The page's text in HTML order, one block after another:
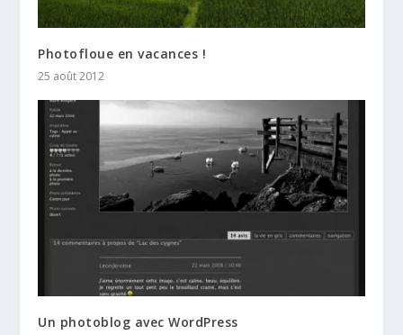
Photofloue en vacances !
25 août 2012
Un photoblog avec WordPress